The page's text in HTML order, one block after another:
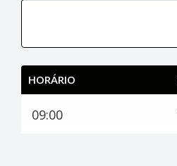
HORÁRIO
09:00